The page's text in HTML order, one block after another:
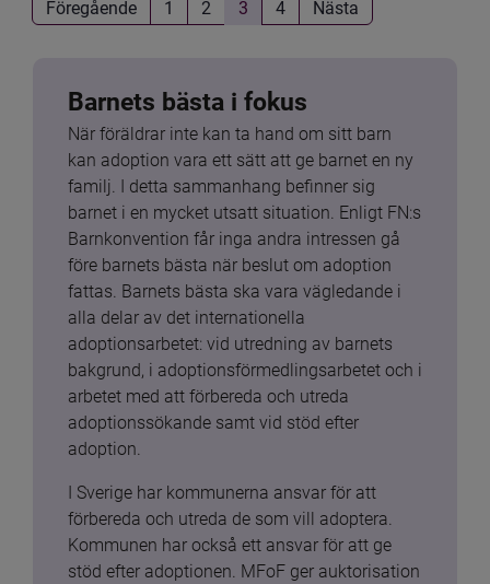
Föregående 1 2 3 4 Nästa
Barnets bästa i fokus
När föräldrar inte kan ta hand om sitt barn
kan adoption vara ett sätt att ge barnet en ny
familj. I detta sammanhang befinner sig
barnet i en mycket utsatt situation. Enligt FN:s
Barnkonvention får inga andra intressen gå
före barnets bästa när beslut om adoption
fattas. Barnets bästa ska vara vägledande i
alla delar av det internationella
adoptionsarbetet: vid utredning av barnets
bakgrund, i adoptionsförmedlingsarbetet och i
arbetet med att förbereda och utreda
adoptionssökande samt vid stöd efter
adoption.
I Sverige har kommunerna ansvar för att
förbereda och utreda de som vill adoptera.
Kommunen har också ett ansvar för att ge
stöd efter adoptionen. MFoF ger auktorisation